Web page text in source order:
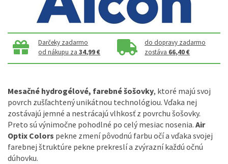
Darčeky zadarmo
od nákupu za34,99 €
do dopravy zadarmo
zostáva 66,40 €
Mesačné hydrogélové, farebné šošovky, ktoré majú svoj
povrch zušľachtený unikátnou technológiou. Vďaka nej
zostávajú jemné a nestrácajú vlhkosť z povrchu šošovky.
Preto sú výnimočne pohodlné po celý mesiac nosenia. Air
Optix Colors pekne zmení pôvodnú farbu očí a vďaka svojej
farebnej štruktúre pekne prekreslí a zvýrazní každú očnú
dúhovku.